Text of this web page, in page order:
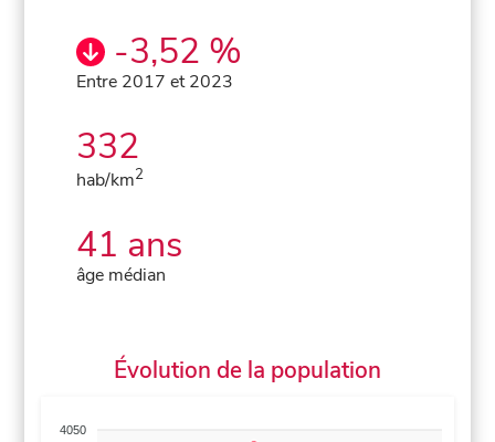
-3,52 %
Entre 2017 et 2023
332
hab/km2
41 ans
âge médian
Évolution de la population
4050